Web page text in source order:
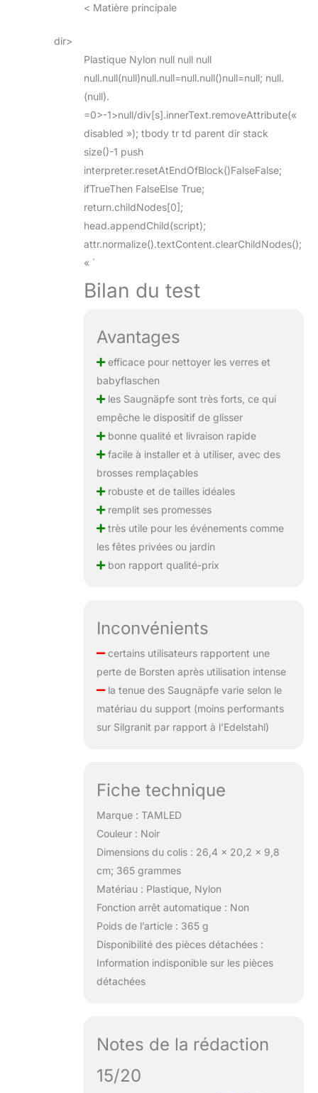
< Matière principale
dir>
Plastique Nylon null null null
null.null(null)null.null=null.null()null=null; null.
(null).
=0>-1>null/div[s].innerText.removeAttribute(«
disabled »); tbody tr td parent dir stack
size()-1 push
interpreter.resetAtEndOfBlock()FalseFalse;
ifTrueThen FalseElse True;
return.childNodes[0];
head.appendChild(script);
attr.normalize().textContent.clearChildNodes();
« `
Bilan du test
Avantages
efficace pour nettoyer les verres et
babyflaschen
les Saugnäpfe sont très forts, ce qui
empêche le dispositif de glisser
bonne qualité et livraison rapide
facile à installer et à utiliser, avec des
brosses remplaçables
robuste et de tailles idéales
remplit ses promesses
très utile pour les événements comme
les fêtes privées ou jardin
bon rapport qualité-prix
Inconvénients
certains utilisateurs rapportent une
perte de Borsten après utilisation intense
la tenue des Saugnäpfe varie selon le
matériau du support (moins performants
sur Silgranit par rapport à l’Edelstahl)
Fiche technique
Marque : TAMLED
Couleur : Noir
Dimensions du colis : 26,4 x 20,2 x 9,8
cm; 365 grammes
Matériau : Plastique, Nylon
Fonction arrêt automatique : Non
Poids de l’article : 365 g
Disponibilité des pièces détachées :
Information indisponible sur les pièces
détachées
Notes de la rédaction
15/20